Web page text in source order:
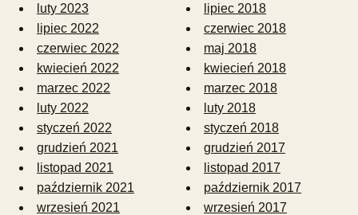
luty 2023
lipiec 2022
czerwiec 2022
kwiecień 2022
marzec 2022
luty 2022
styczeń 2022
grudzień 2021
listopad 2021
październik 2021
wrzesień 2021
lipiec 2018
czerwiec 2018
maj 2018
kwiecień 2018
marzec 2018
luty 2018
styczeń 2018
grudzień 2017
listopad 2017
październik 2017
wrzesień 2017